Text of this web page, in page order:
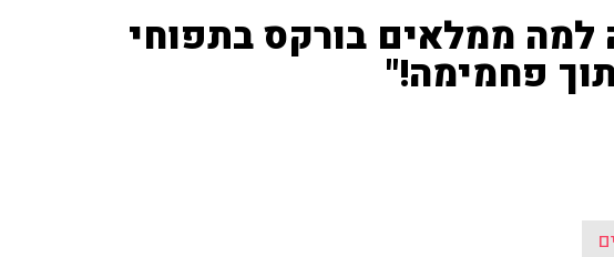
למה ממלאים בורקס בתפוחי
פחמימה!"